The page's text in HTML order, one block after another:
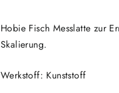
Hobie Fisch Messlatte zur
Skalierung.
Werkstoff: Kunststoff